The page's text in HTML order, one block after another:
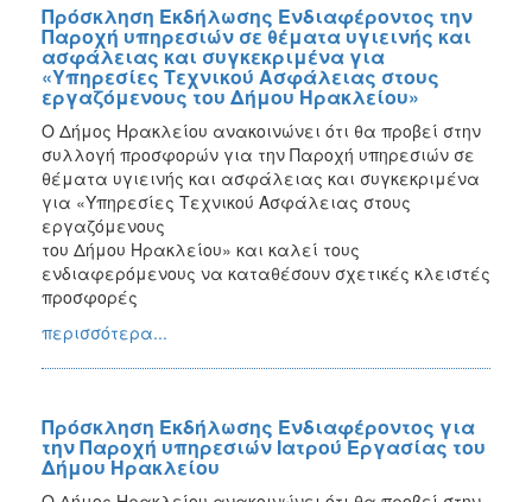
Πρόσκληση Εκδήλωσης Ενδιαφέροντος την
Παροχή υπηρεσιών σε θέματα υγιεινής και
ασφάλειας και συγκεκριμένα για
«Υπηρεσίες Τεχνικού Ασφάλειας στους
εργαζόμενους του Δήμου Ηρακλείου»
Ο Δήμος Ηρακλείου ανακοινώνει ότι θα προβεί στην
συλλογή προσφορών για την Παροχή υπηρεσιών σε
θέματα υγιεινής και ασφάλειας και συγκεκριμένα
για «Υπηρεσίες Τεχνικού Ασφάλειας στους
εργαζόμενους
του Δήμου Ηρακλείου» και καλεί τους
ενδιαφερόμενους να καταθέσουν σχετικές κλειστές
προσφορές
περισσότερα...
Πρόσκληση Εκδήλωσης Ενδιαφέροντος για
την Παροχή υπηρεσιών Ιατρού Εργασίας του
Δήμου Ηρακλείου